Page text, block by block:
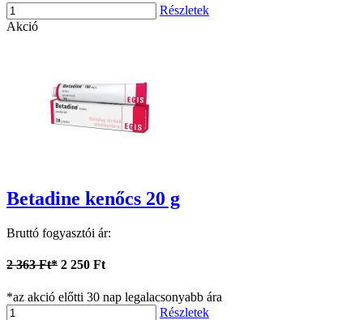
Részletek
Akció
Betadine kenőcs 20 g
Bruttó fogyasztói ár:
2 363 Ft* 2 250 Ft
*az akció előtti 30 nap legalacsonyabb ára
Részletek